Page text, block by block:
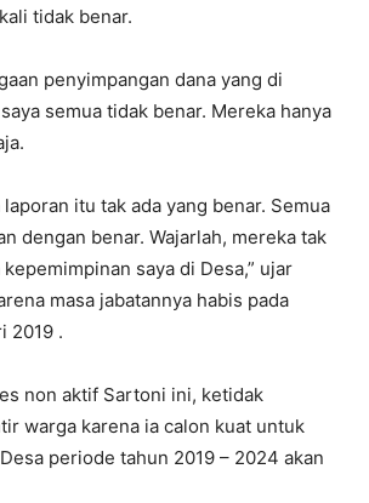
tidak benar.
penyimpangan dana yang di
semua tidak benar. Mereka hanya
itu tak ada yang benar. Semua
dengan benar. Wajarlah, mereka tak
saya di Desa,” ujar
masa jabatannya habis pada
2019 .
non aktif Sartoni ini, ketidak
warga karena ia calon kuat untuk
periode tahun 2019 – 2024 akan